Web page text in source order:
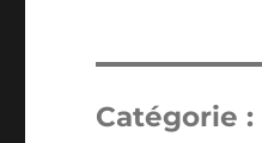
Catégorie :